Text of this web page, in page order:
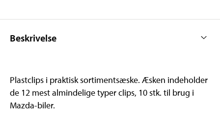
Beskrivelse
Plastclips i praktisk sortimentsæske. Æsken indeholder
de 12 mest almindelige typer clips, 10 stk. til brug i
Mazda-biler.